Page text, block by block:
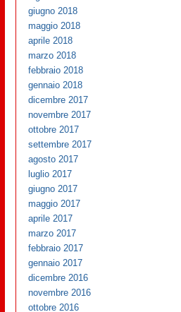
giugno 2018
maggio 2018
aprile 2018
marzo 2018
febbraio 2018
gennaio 2018
dicembre 2017
novembre 2017
ottobre 2017
settembre 2017
agosto 2017
luglio 2017
giugno 2017
maggio 2017
aprile 2017
marzo 2017
febbraio 2017
gennaio 2017
dicembre 2016
novembre 2016
ottobre 2016